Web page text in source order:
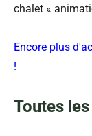
chalet «
Encore plus
!
Toutes